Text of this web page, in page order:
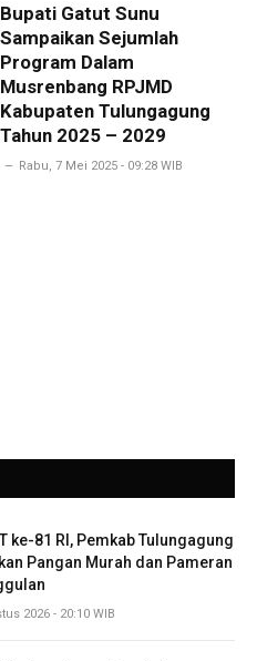
Bupati Gatut Sunu
Sampaikan Sejumlah
Program Dalam
Musrenbang RPJMD
Kabupaten Tulungagung
Tahun 2025 – 2029
Rabu, 7 Mei 2025 - 09:28 WIB
ke-81 RI, Pemkab Tulungagung
Pangan Murah dan Pameran
2026 - 20:10 WIB